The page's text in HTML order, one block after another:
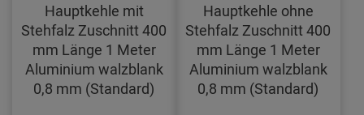
Hauptkehle mit
Stehfalz Zuschnitt 400
mm Länge 1 Meter
Aluminium walzblank
0,8 mm (Standard)
Hauptkehle ohne
Stehfalz Zuschnitt 400
mm Länge 1 Meter
Aluminium walzblank
0,8 mm (Standard)